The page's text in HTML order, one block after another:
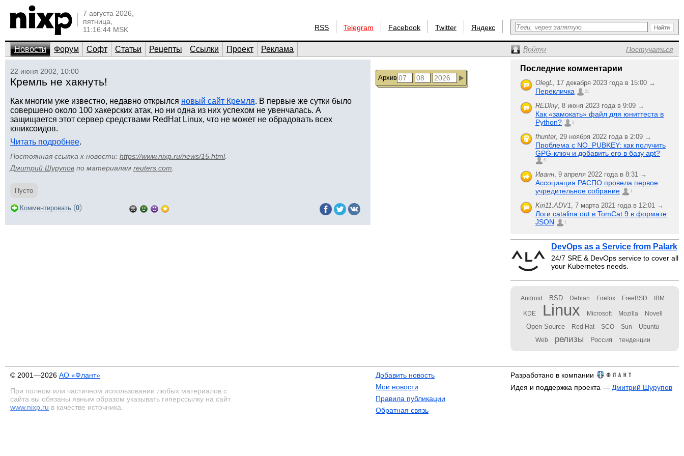
7 августа 2026,
пятница,
11:16:44 MSK
RSS Telegram Facebook Twitter Яндекс
Новости Форум Софт Статьи Рецепты Ссылки Проект Реклама Войти Постучаться
22 июня 2002, 10:00
Кремль не хакнуть!
Как многим уже известно, недавно открылся новый сайт Кремля. В первые же сутки было
совершено около 100 хакерских атак, но ни одна из них успехом не увенчалась. А
защищается этот сервер средствами RedHat Linux, что не может не обрадовать всех
юниксоидов.
Читать подробнее.
Постоянная ссылка к новости: https://www.nixp.ru/news/15.html.
Дмитрий Шурупов по материалам reuters.com
Пусто
Комментировать (0)
Архив
Последние комментарии
OlegL, 17 декабря 2023 года в 15:00 →
Перекличка 21
REDkiy, 8 июня 2023 года в 9:09 →
Как «замокать» файл для юниттеста в
Python?
2
fhunter, 29 ноября 2022 года в 2:09 →
Проблема с NO_PUBKEY: как получить
GPG-ключ и добавить его в базу apt?
6
Иванн, 9 апреля 2022 года в 8:31 →
Ассоциация РАСПО провела первое
учредительное собрание
1
Kiri11.ADV1, 7 марта 2021 года в 12:01 →
Логи catalina.out в TomCat 9 в формате
JSON
1
DevOps as a Service from Palark
24/7 SRE & DevOps service to cover all
your Kubernetes needs.
Android BSD Debian Firefox FreeBSD IBM
KDE Linux Microsoft Mozilla Novell
Open Source Red Hat SCO Sun Ubuntu
Web релизы Россия тенденции
© 2001—2026 АО «Флант»
При полном или частичном использовании любых материалов с
сайта вы обязаны явным образом указывать гиперссылку на сайт
www.nixp.ru в качестве источника.
Добавить новость
Мои новости
Правила публикации
Обратная связь
Разработано в компании
Идея и поддержка проекта — Дмитрий Шурупов